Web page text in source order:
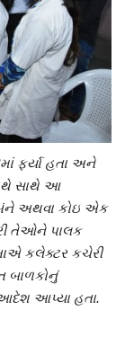
ફર્યા હતા અને
સાથે આ
બંને અથવા કોઇ એક
તેઓને પાલક
કલેક્ટર કચેરી
બાળકોનું
આદેશ આપ્યા હતા.